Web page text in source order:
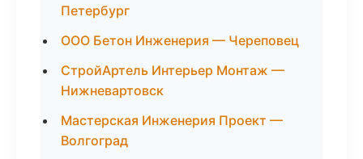
Петербург
ООО Бетон Инженерия — Череповец
СтройАртель Интерьер Монтаж —
Нижневартовск
Мастерская Инженерия Проект —
Волгоград